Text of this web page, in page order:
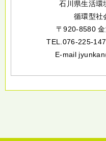
石川県生活環
循環型社
〒920-8580
TEL.076-225-
E-mail